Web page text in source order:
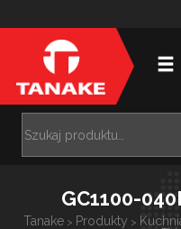
GC1100-
Tanake> Produkty >